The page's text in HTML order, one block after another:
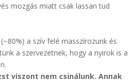
mozgás miatt csak lassan tud
a szív felé masszírozunk és
a szervezetnek, hogy a nyirok is a
viszont nem csinálunk. Annak